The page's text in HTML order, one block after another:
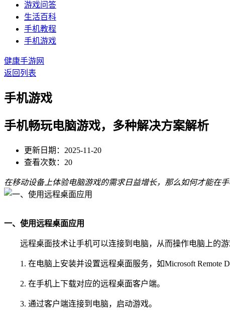
游戏问答
生活百科
手机教程
手机游戏
健康手游网
返回列表
手机游戏
手机畅玩电脑游戏，多种解决方案解析
更新日期：2025-11-20
查看次数：20
在移动设备上体验电脑游戏的需求日益增长，那么如何才能在
一、使用远程桌面应用
远程桌面技术让手机可以连接到电脑，从而操作电脑上的游
1. 在电脑上安装并设置远程桌面服务，如Microsoft Remote
2. 在手机上下载对应的远程桌面客户端。
3. 通过客户端连接到电脑，启动游戏。